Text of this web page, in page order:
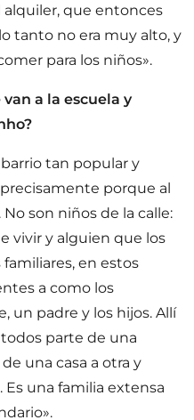
alquiler, que entonces
tanto no era muy alto, y
para los niños».
a la escuela y
tan popular y
porque al
son niños de la calle:
vivir y alguien que los
en estos
a como los
un padre y los hijos. Allí
todos parte de una
una casa a otra y
una familia extensa